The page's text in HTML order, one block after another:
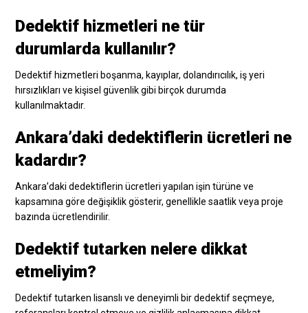
Dedektif hizmetleri ne tür
durumlarda kullanılır?
Dedektif hizmetleri boşanma, kayıplar, dolandırıcılık, iş yeri
hırsızlıkları ve kişisel güvenlik gibi birçok durumda
kullanılmaktadır.
Ankara’daki dedektiflerin ücretleri ne
kadardır?
Ankara’daki dedektiflerin ücretleri yapılan işin türüne ve
kapsamına göre değişiklik gösterir, genellikle saatlik veya proje
bazında ücretlendirilir.
Dedektif tutarken nelere dikkat
etmeliyim?
Dedektif tutarken lisanslı ve deneyimli bir dedektif seçmeye,